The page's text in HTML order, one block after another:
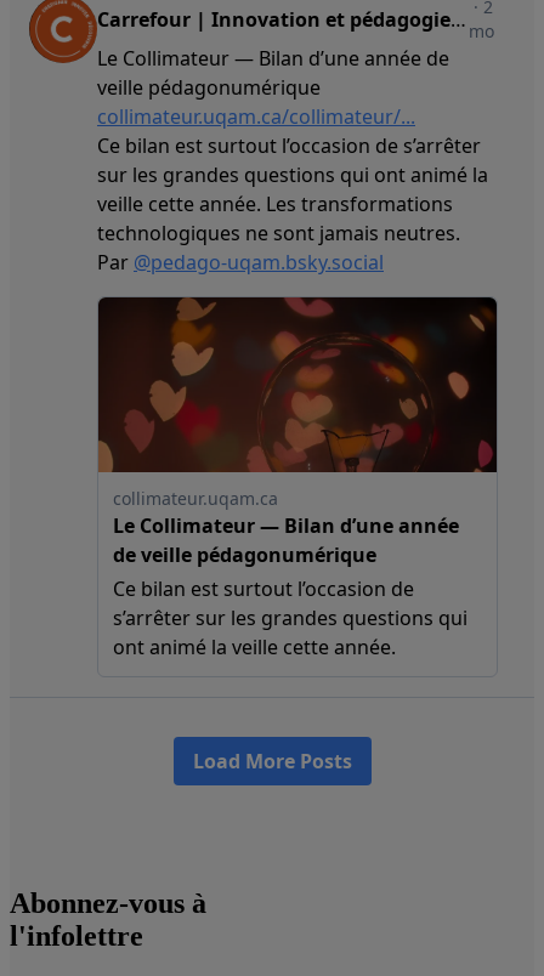
Abonnez-vous à
l'infolettre